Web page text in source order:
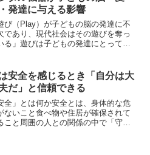
感じる人」の割...
発達に与える影響
び（Play）が子どもの脳の発達に不
であり、現代社会はその遊びを奪っ
る」遊びは子どもの発達にとって贅
る。こうした環境の中で、私たち
どんな脳を育ててい...
安全を感じるとき「自分は大
だ」と信頼できる
全」とは何か安全とは、身体的な危
ないこと食べ物や住居が確保されて
こと周囲の人との関係の中で「守ら